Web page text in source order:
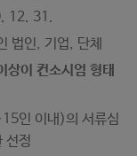
12. 31.
법인, 기업, 단체
상이 컨소시엄 형태
인 이내)의 서류심
선정